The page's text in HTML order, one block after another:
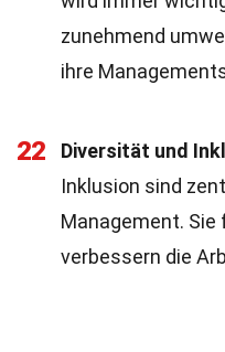
zunehmend
ihre
22 Diversität und
Inklusion sind
Management. Sie
verbessern die